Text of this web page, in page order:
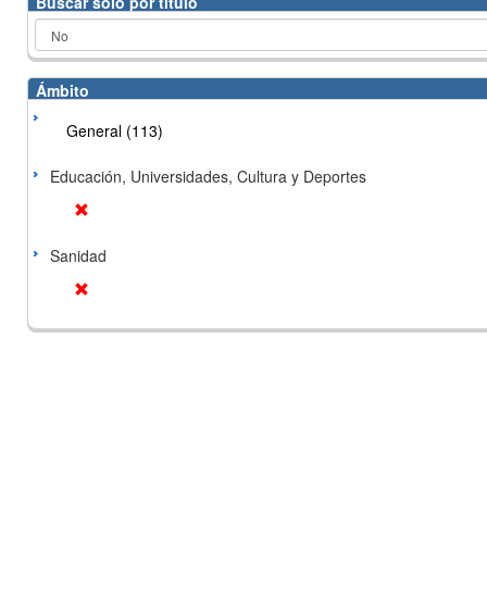
Ámbito
General (113)
Educación, Universidades, Cultura y Deportes
Sanidad